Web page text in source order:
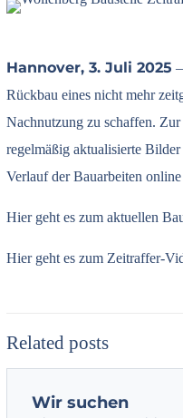
Hannover, 3. Juli 2025
Rückbau eines nicht mehr
Nachnutzung zu schaffen.
regelmäßig aktualisierte
Verlauf der Bauarbeiten
Hier geht es zum aktuellen
Hier geht es zum Zeitraffer-
Related posts
Wir suchen